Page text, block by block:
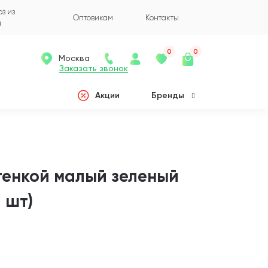
из
Оптовикам Контакты
Заказать звонок
Москва
0 0
Акции Бренды
малый зеленый
шт)